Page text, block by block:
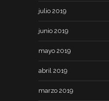
julio 2019
junio 2019
mayo 2019
abril 2019
marzo 2019